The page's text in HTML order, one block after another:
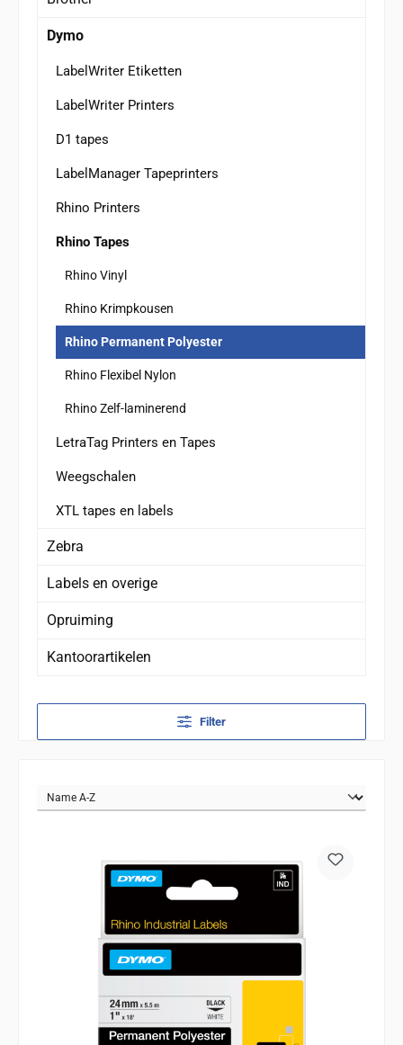
Dymo
LabelWriter Etiketten
LabelWriter Printers
D1 tapes
LabelManager Tapeprinters
Rhino Printers
Rhino Tapes
Rhino Vinyl
Rhino Krimpkousen
Rhino Permanent Polyester
Rhino Flexibel Nylon
Rhino Zelf-laminerend
LetraTag Printers en Tapes
Weegschalen
XTL tapes en labels
Zebra
Labels en overige
Opruiming
Kantoorartikelen
Filter